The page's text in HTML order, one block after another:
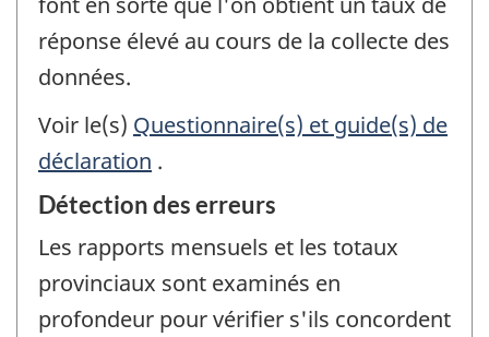
réponse élevé au cours de la collecte des
données.
Voir le(s) Questionnaire(s) et guide(s) de
déclaration .
Détection des erreurs
Les rapports mensuels et les totaux
provinciaux sont examinés en
profondeur pour vérifier s'ils concordent